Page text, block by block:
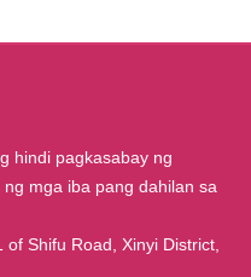
hindi pagkasabay ng
mga iba pang dahilan sa
Shifu Road, Xinyi District,